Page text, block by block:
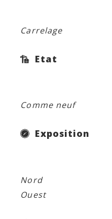
Carrelage
Etat
Comme neuf
Exposition
Nord
Ouest